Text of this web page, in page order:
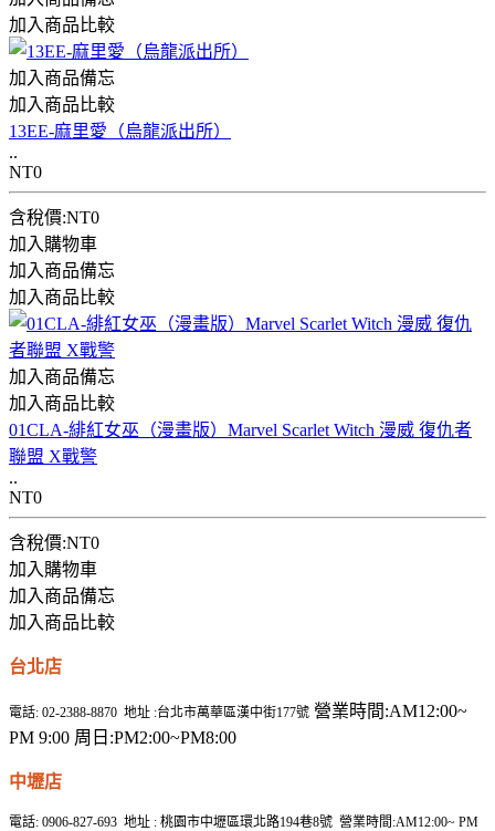
加入商品比較
加入商品備忘
加入商品比較
13EE-麻里愛（烏龍派出所）
..
NT0
含稅價:NT0
加入購物車
加入商品備忘
加入商品比較
加入商品備忘
加入商品比較
01CLA-緋紅女巫（漫畫版）Marvel Scarlet Witch 漫威 復仇者
聯盟 X戰警
..
NT0
含稅價:NT0
加入購物車
加入商品備忘
加入商品比較
台北店
電話: 02-2388-8870 地址 :台北市萬華區漢中街177號 營業時間:AM12:00~
PM 9:00 周日:PM2:00~PM8:00
中壢店
電話: 0906-827-693 地址 : 桃園市中壢區環北路194巷8號 營業時間:AM12:00~ PM